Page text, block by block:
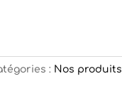
: Nos produits